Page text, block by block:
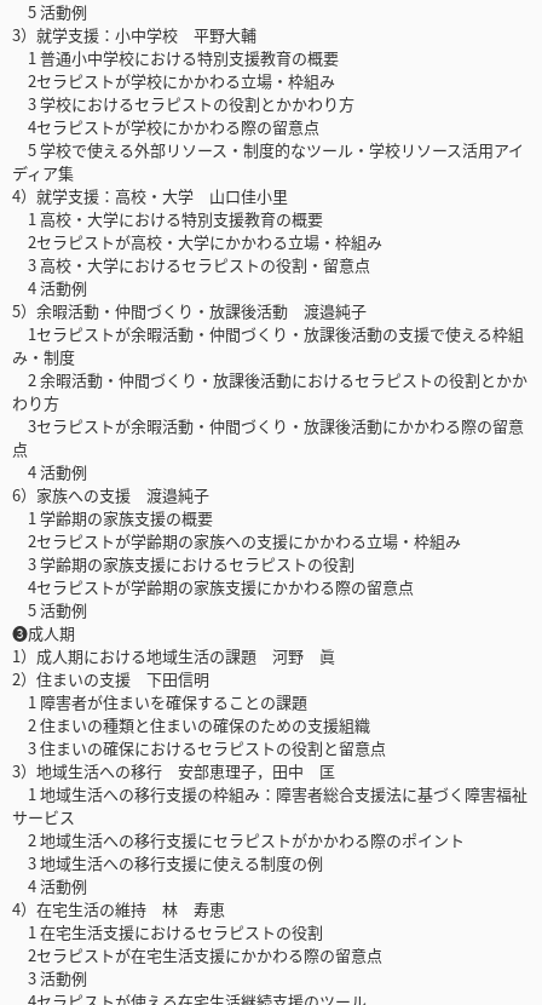
5 活動例
3）就学支援：小中学校 平野大輔
1 普通小中学校における特別支援教育の概要
2セラピストが学校にかかわる立場・枠組み
3 学校におけるセラピストの役割とかかわり方
4セラピストが学校にかかわる際の留意点
5 学校で使える外部リソース・制度的なツール・学校リソース活用アイ
ディア集
4）就学支援：高校・大学 山口佳小里
1 高校・大学における特別支援教育の概要
2セラピストが高校・大学にかかわる立場・枠組み
3 高校・大学におけるセラピストの役割・留意点
4 活動例
5）余暇活動・仲間づくり・放課後活動 渡邉純子
1セラピストが余暇活動・仲間づくり・放課後活動の支援で使える枠組
み・制度
2 余暇活動・仲間づくり・放課後活動におけるセラピストの役割とかか
わり方
3セラピストが余暇活動・仲間づくり・放課後活動にかかわる際の留意
点
4 活動例
6）家族への支援 渡邉純子
1 学齢期の家族支援の概要
2セラピストが学齢期の家族への支援にかかわる立場・枠組み
3 学齢期の家族支援におけるセラピストの役割
4セラピストが学齢期の家族支援にかかわる際の留意点
5 活動例
❸成人期
1）成人期における地域生活の課題 河野 眞
2）住まいの支援 下田信明
1 障害者が住まいを確保することの課題
2 住まいの種類と住まいの確保のための支援組織
3 住まいの確保におけるセラピストの役割と留意点
3）地域生活への移行 安部恵理子，田中 匡
1 地域生活への移行支援の枠組み：障害者総合支援法に基づく障害福祉
サービス
2 地域生活への移行支援にセラピストがかかわる際のポイント
3 地域生活への移行支援に使える制度の例
4 活動例
4）在宅生活の維持 林 寿恵
1 在宅生活支援におけるセラピストの役割
2セラピストが在宅生活支援にかかわる際の留意点
3 活動例